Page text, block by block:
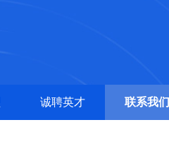
诚聘英才 联系我们